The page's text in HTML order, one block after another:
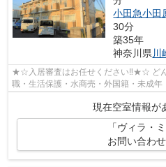
小田急小田
30分
築35年
神奈川県 川
★☆入居審査はお任せください‼★☆ ど
職・生活保護・水商売・外国籍・未成年
ット非公開の物件からもお探し致します
現在空室情報が
「ヴィラ・
お問い合わ